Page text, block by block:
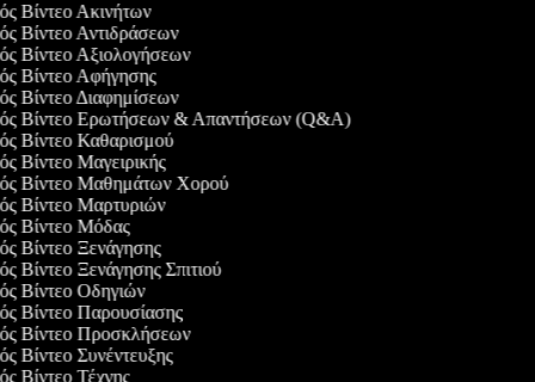
Βίντεο Ακινήτων
Βίντεο Αντιδράσεων
Βίντεο Αξιολογήσεων
Βίντεο Αφήγησης
Βίντεο Διαφημίσεων
Βίντεο Ερωτήσεων & Απαντήσεων (Q&A)
Βίντεο Καθαρισμού
Βίντεο Μαγειρικής
Βίντεο Μαθημάτων Χορού
Βίντεο Μαρτυριών
Βίντεο Μόδας
Βίντεο Ξενάγησης
Βίντεο Ξενάγησης Σπιτιού
Βίντεο Οδηγιών
Βίντεο Παρουσίασης
Βίντεο Προσκλήσεων
Βίντεο Συνέντευξης
Βίντεο Τέχνης